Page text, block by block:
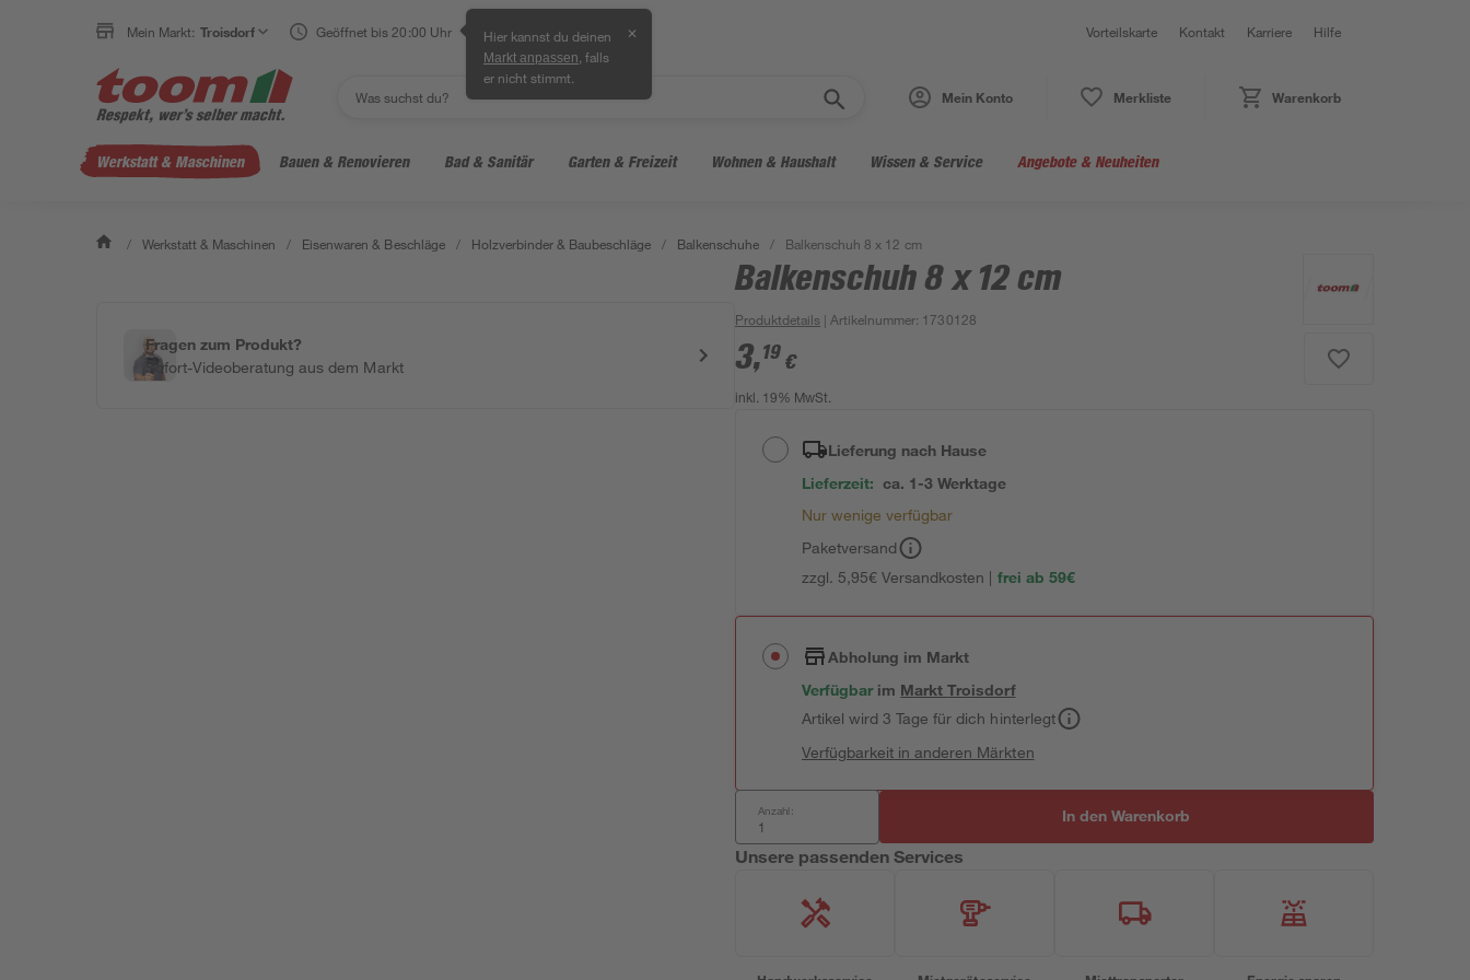
Mein Markt: Troisdorf Geöffnet bis 20:00 Uhr Hier kannst du deinen
Markt anpassen , falls
er nicht stimmt.
✕ Vorteilskarte Kontakt Karriere Hilfe
Mein Konto Merkliste Warenkorb
Werkstatt & Maschinen Bauen & Renovieren Bad & Sanitär Garten & Freizeit Wohnen & Haushalt Wissen & Service Angebote & Neuheiten
/ Werkstatt & Maschinen / Eisenwaren & Beschläge / Holzverbinder & Baubeschläge / Balkenschuhe / Balkenschuh 8 x 12 cm
Fragen zum Produkt?
Sofort-Videoberatung aus dem Markt
Balkenschuh 8 x 12 cm
Produktdetails | Artikelnummer: 1730128
3,19 €
inkl. 19% MwSt.
Lieferung nach Hause
Lieferzeit: ca. 1-3 Werktage
Nur wenige verfügbar
Paketversand
zzgl. 5,95€ Versandkosten | frei ab 59€
Abholung im Markt
Verfügbar im MarktTroisdorf
Artikel wird 3 Tage für dich hinterlegt
Verfügbarkeit in anderen Märkten
Anzahl: In den Warenkorb
Unsere passenden Services